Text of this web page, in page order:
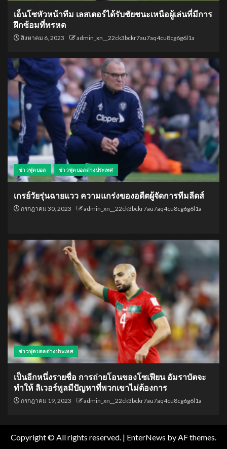
เอ็นโซหัวหน้าทีม เลสเตอร์ได้รับชัยชนะเหนือผู้เล่นที่มีการ
ฝึกซ้อมที่ทรหด
สิงหาคม 6, 2023 admin_xn__22ck3bckr7au7aq4cu8cg6g6l1a
ข่าวฟุตบอล ข่าวฟุตบอลต่างประเทศ
เกรย์วัยรุ่นฉายแวว ความแกร่งของอดีตผู้จัดการทีมลีดส์
กรกฎาคม 30, 2023 admin_xn__22ck3bckr7au7aq4cu8cg6g6l1a
ข่าวฟุตบอลต่างประเทศ
เป็นอีกหนึ่งรายชื่อ การถ่ายโอนของโซเฟียน อัมราบัตจะ
ทำให้ ลิเวอร์พูลมีปัญหาที่พวกเขาไม่ต้องการ
กรกฎาคม 19, 2023 admin_xn__22ck3bckr7au7aq4cu8cg6g6l1a
Copyright © All rights reserved. | EnterNews by AF themes.